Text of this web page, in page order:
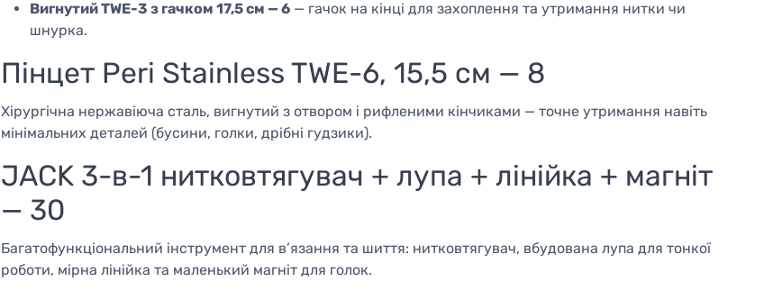
Вигнутий TWE-3 з гачком 17,5 см — 6 — гачок на кінці для захоплення та утримання нитки чи
шнурка.
Пінцет Peri Stainless TWE-6, 15,5 см — 8
Хірургічна нержавіюча сталь, вигнутий з отвором і рифленими кінчиками — точне утримання навіть
мінімальних деталей (бусини, голки, дрібні гудзики).
JACK 3-в-1 нитковтягувач + лупа + лінійка + магніт
— 30
Багатофункціональний інструмент для в’язання та шиття: нитковтягувач, вбудована лупа для тонкої
роботи, мірна лінійка та маленький магніт для голок.